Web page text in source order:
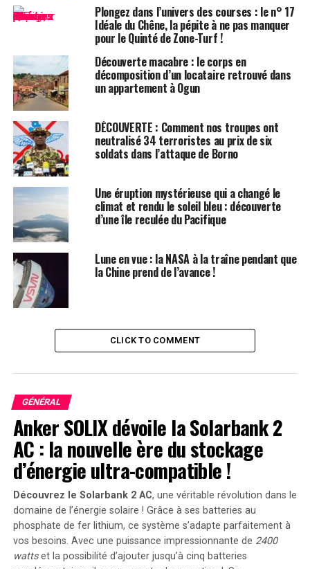
potentielle source de nourriture pour des microbes
souterrains affamés.
Les instruments de Perseverance montrent également
que la roche contient des composés organiques, des
molécules à base de carbone qui constituent les
éléments fondamentaux de la vie telle que nous la
connaissons. C’est une découverte rare pour le rover, qui
explore le cratère Jezero depuis son atterrissage en
février 2021. (Le rover Curiosity, prédécesseur de
Perseverance, avait également trouvé des organiques
lors de ses explorations dans une autre région, le
cratère Gale.)
Un soutien à la science
Si cet article vous plaît, envisagez de soutenir notre
journalisme de qualité en vous abonnant. En achetant
un abonnement, vous contribuez à garantir l’avenir
d’histoires percutantes sur les découvertes et les idées
qui façonnent notre monde aujourd’hui.
seulement que de l’eau a autrefois traversé Cheyava
Falls, mais aussi que le mudstone a probablement connu
d’autres conditions généralement associées à la vie
microbienne. Dans les roches sédimentaires terrestres
riches en hématite, des réactions chimiques peuvent
créer des taches pâles et annelées similaires, libérant de
l’énergie capable de soutenir des organismes
unicellulaires à l’intérieur de la roche.
Cela a suffi pour inciter l’équipe de Perseverance à
ordonner au rover de forer et de stocker un échantillon
Plongez dans l’univers des courses : le n° 17
Idéale du Chêne, la pépite à ne pas manquer
pour le Quinté de Zone-Turf !
Découverte macabre : le corps en
décomposition d’un locataire retrouvé dans
un appartement à Ogun
DÉCOUVERTE : Comment nos troupes ont
neutralisé 34 terroristes au prix de six
soldats dans l’attaque de Borno
Une éruption mystérieuse qui a changé le
climat et rendu le soleil bleu : découverte
d’une île reculée du Pacifique
Lune en vue : la NASA à la traîne pendant que
la Chine prend de l’avance !
CLICK TO COMMENT
GÉNÉRAL
Anker SOLIX dévoile la Solarbank 2
AC : la nouvelle ère du stockage
d’énergie ultra-compatible !
Découvrez le Solarbank 2 AC, une véritable révolution dans le
domaine de l’énergie solaire ! Grâce à ses batteries au
phosphate de fer lithium, ce système s’adapte parfaitement à
vos besoins. Avec une puissance impressionnante de 2400
wattset la possibilité d’ajouter jusqu’à cinq batteries